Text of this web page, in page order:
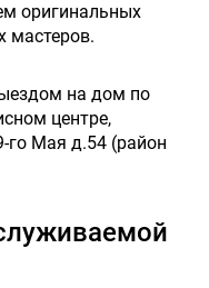
оригинальных
мастеров.
на дом по
центре,
го Мая д.54 (район